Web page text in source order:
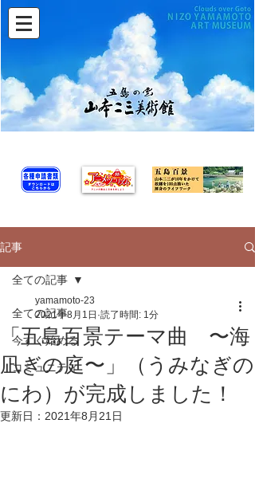
記事
全ての記事
今すぐ始める
コミュニティ
全ての記事
「五島百景テーマ曲 〜海
凪ぎの庭〜」（うみなぎの
にわ）が完成しました！
yamamoto-23
2021年8月1日 読了時間: 1分
更新日： 2021年8月21日